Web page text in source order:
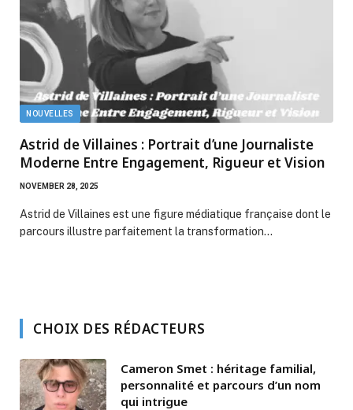
NOUVELLES
Astrid de Villaines : Portrait d’une Journaliste
Moderne Entre Engagement, Rigueur et Vision
NOVEMBER 28, 2025
Astrid de Villaines est une figure médiatique française dont le
parcours illustre parfaitement la transformation…
CHOIX DES RÉDACTEURS
Cameron Smet : héritage familial,
personnalité et parcours d’un nom
qui intrigue